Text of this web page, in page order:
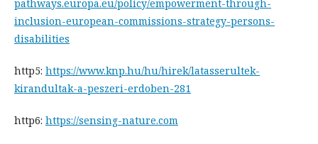
pathways.europa.eu/policy/empowerment-through-
inclusion-european-commissions-strategy-persons-
disabilities
http5: https://www.knp.hu/hu/hirek/latasserultek-
kirandultak-a-peszeri-erdoben-281
http6: https://sensing-nature.com